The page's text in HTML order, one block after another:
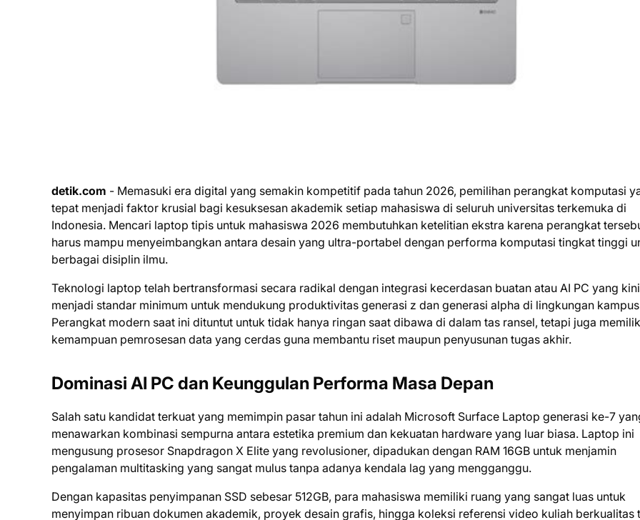
detik.com - Memasuki era digital yang semakin kompetitif pada tahun 2026, pemilihan perangkat komputasi
tepat menjadi faktor krusial bagi kesuksesan akademik setiap mahasiswa di seluruh universitas terkemuka di
Indonesia. Mencari laptop tipis untuk mahasiswa 2026 membutuhkan ketelitian ekstra karena perangkat
harus mampu menyeimbangkan antara desain yang ultra-portabel dengan performa komputasi tingkat tinggi
berbagai disiplin ilmu.
Teknologi laptop telah bertransformasi secara radikal dengan integrasi kecerdasan buatan atau AI PC yang kini
menjadi standar minimum untuk mendukung produktivitas generasi z dan generasi alpha di lingkungan
Perangkat modern saat ini dituntut untuk tidak hanya ringan saat dibawa di dalam tas ransel, tetapi juga
kemampuan pemrosesan data yang cerdas guna membantu riset maupun penyusunan tugas akhir.
Dominasi AI PC dan Keunggulan Performa Masa Depan
Salah satu kandidat terkuat yang memimpin pasar tahun ini adalah Microsoft Surface Laptop generasi ke-7
menawarkan kombinasi sempurna antara estetika premium dan kekuatan hardware yang luar biasa. Laptop ini
mengusung prosesor Snapdragon X Elite yang revolusioner, dipadukan dengan RAM 16GB untuk menjamin
pengalaman multitasking yang sangat mulus tanpa adanya kendala lag yang mengganggu.
Dengan kapasitas penyimpanan SSD sebesar 512GB, para mahasiswa memiliki ruang yang sangat luas untuk
menyimpan ribuan dokumen akademik, proyek desain grafis, hingga koleksi referensi video kuliah berkualitas